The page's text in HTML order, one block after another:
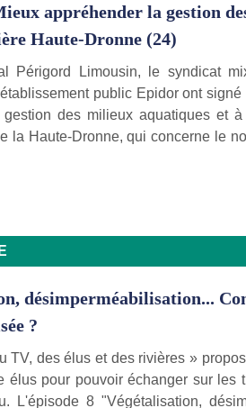
appréhender la gestion
Haute-Dronne (24)
Périgord Limousin, le syndicat
public Epidor ont
des milieux aquatiques et
la Haute-Dronne, qui concerne le
désimperméabilisation...
?
TV, des élus et des rivières »
élus pour pouvoir échanger sur les
L'épisode 8 "Végétalisation,